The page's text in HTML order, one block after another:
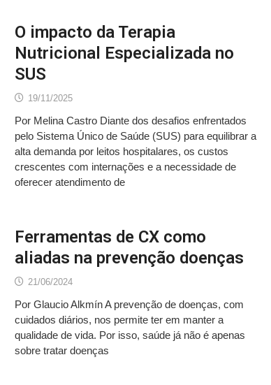
O impacto da Terapia
Nutricional Especializada no
SUS
19/11/2025
Por Melina Castro Diante dos desafios enfrentados
pelo Sistema Único de Saúde (SUS) para equilibrar a
alta demanda por leitos hospitalares, os custos
crescentes com internações e a necessidade de
oferecer atendimento de
Ferramentas de CX como
aliadas na prevenção doenças
21/06/2024
Por Glaucio Alkmín A prevenção de doenças, com
cuidados diários, nos permite ter em manter a
qualidade de vida. Por isso, saúde já não é apenas
sobre tratar doenças